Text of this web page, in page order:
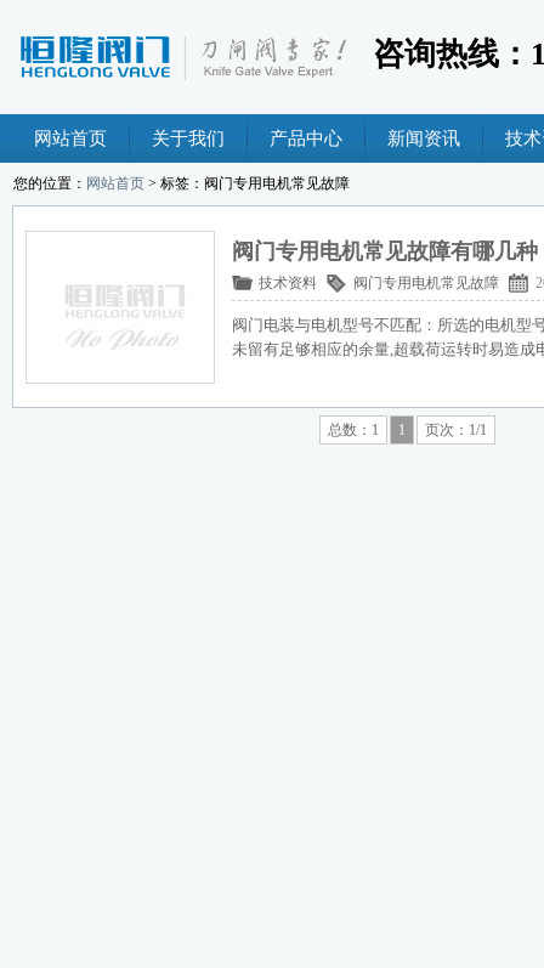
咨询热线：
网站首页 关于我们 产品中心 新闻资讯 技
您的位置： 网站首页 > 标签：阀门专用电机常见故障
阀门专用电机常见故障有哪几种
技术资料 阀门专用电机常见故障
阀门电装与电机型号不匹配：所选的电机型
未留有足够相应的余量,超载荷运转时易造成
总数：1 1 页次：1/1